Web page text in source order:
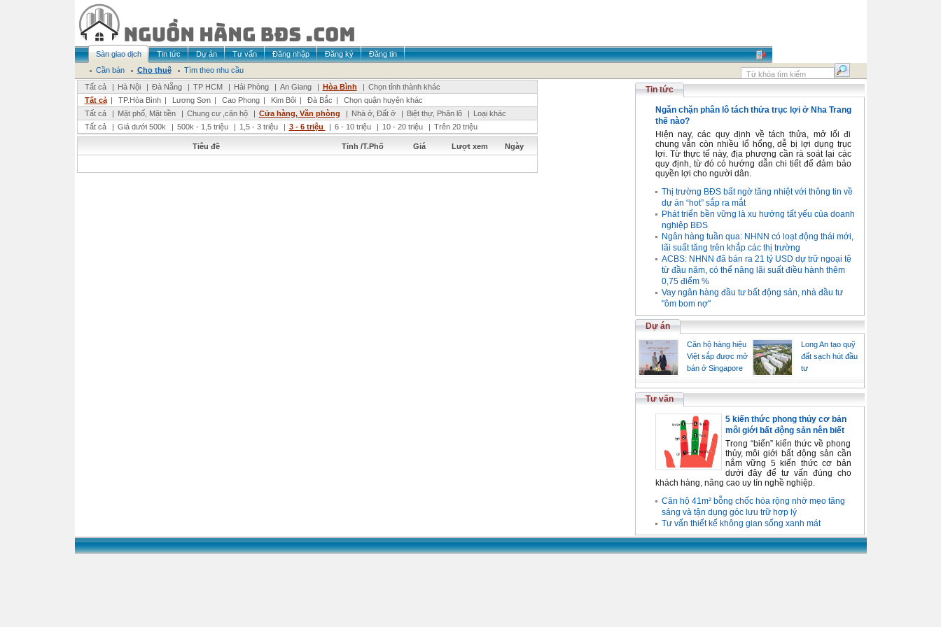
Sàn giao dịch Tin tức Dự án Tư vấn Đăng nhập Đăng ký
Đăng tin
Cần bán
Cho thuê
Tìm theo nhu cầu
Tất cả
| Hà Nội | Đà Nẵng | TP HCM | Hải Phòng | An Giang | Hòa Bình | Chọn tỉnh thành khác
Tất cả | TP.Hòa Bình | Lương Sơn | Cao Phong | Kim Bôi | Đà Bắc |
Chọn quận huyện khác
Tất cả
| Mặt phố, Mặt tiền | Chung cư ,căn hộ | Cửa hàng, Văn phòng | Nhà ở, Đất ở | Biệt thự, Phân lô | Loại khác
Tất cả
| Giá dưới 500k | 500k - 1,5 triệu | 1,5 - 3 triệu | 3 - 6 triệu | 6 - 10 triệu | 10 - 20 triệu | Trên 20 triệu
Tiêu đề Tỉnh /T.Phố Giá Lượt xem Ngày
Tin tức
Ngăn chặn phân lô tách thửa trục lợi ở Nha Trang
thế nào?
Hiện nay, các quy định về tách thửa, mở lối đi
chung vẫn còn nhiều lổ hổng, dễ bị lợi dụng trục
lợi. Từ thực tế này, địa phương cần rà soát lại các
quy định, từ đó có hướng dẫn chi tiết để đảm bảo
quyền lợi cho người dân.
Thị trường BĐS bất ngờ tăng nhiệt với thông tin về
dự án “hot” sắp ra mắt
Phát triển bền vững là xu hướng tất yếu của doanh
nghiệp BĐS
Ngân hàng tuần qua: NHNN có loạt động thái mới,
lãi suất tăng trên khắp các thị trường
ACBS: NHNN đã bán ra 21 tỷ USD dự trữ ngoại tệ
từ đầu năm, có thể nâng lãi suất điều hành thêm
0,75 điểm %
Vay ngân hàng đầu tư bất động sản, nhà đầu tư
"ôm bom nợ"
Dự án
Căn hộ hàng hiệu
Việt sắp được mở
bán ở Singapore
Long An tạo quỹ
đất sạch hút đầu
tư
Tư vấn
5 kiến thức phong thủy cơ bản
môi giới bất động sản nên biết
Trong “biển” kiến thức về phong
thủy, môi giới bất động sản cần
nắm vững 5 kiến thức cơ bản
dưới đây để tư vấn đúng cho
khách hàng, nâng cao uy tín nghề nghiệp.
Căn hộ 41m² bỗng chốc hóa rộng nhờ mẹo tăng
sáng và tận dụng góc lưu trữ hợp lý
Tư vấn thiết kế không gian sống xanh mát